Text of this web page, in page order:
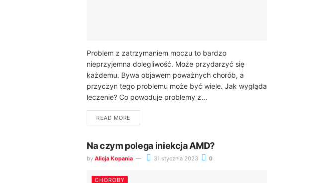
Problem z zatrzymaniem moczu to bardzo
nieprzyjemna dolegliwość. Może przydarzyć się
każdemu. Bywa objawem poważnych chorób, a
przyczyn tego problemu może być wiele. Jak wygląda
leczenie? Co powoduje problemy z...
READ MORE
Na czym polega iniekcja AMD?
by Alicja Kopania 31 stycznia 2023 0
CHOROBY